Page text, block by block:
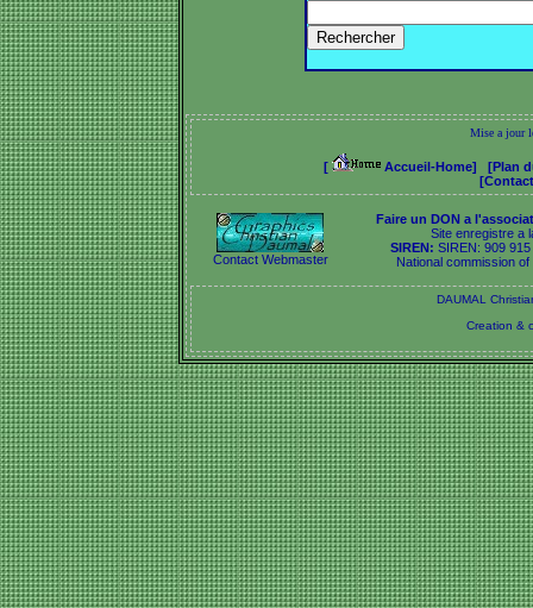
Mise a jour
[ Accueil-Home]
[Plan
Contact Webmaster
Faire un DON a
Site enregistre a
SIREN: SIREN: 909
National commission
DAUMAL
Creation &